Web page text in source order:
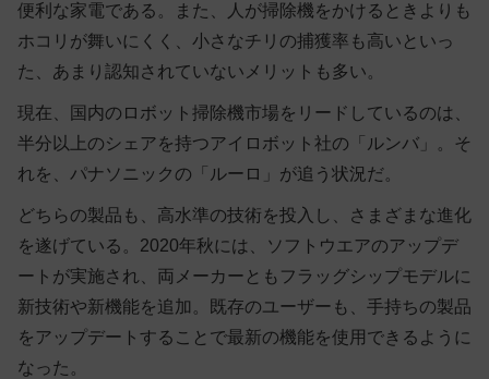
便利な家電である。また、人が掃除機をかけるときよりも
ホコリが舞いにくく、小さなチリの捕獲率も高いといっ
た、あまり認知されていないメリットも多い。
現在、国内のロボット掃除機市場をリードしているのは、
半分以上のシェアを持つアイロボット社の「ルンバ」。そ
れを、パナソニックの「ルーロ」が追う状況だ。
どちらの製品も、高水準の技術を投入し、さまざまな進化
を遂げている。2020年秋には、ソフトウエアのアップデ
ートが実施され、両メーカーともフラッグシップモデルに
新技術や新機能を追加。既存のユーザーも、手持ちの製品
をアップデートすることで最新の機能を使用できるように
なった。